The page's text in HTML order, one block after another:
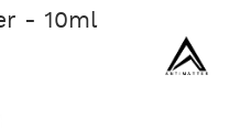
- 10ml